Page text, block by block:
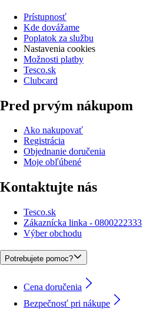
Prístupnosť
Kde dovážame
Poplatok za službu
Nastavenia cookies
Možnosti platby
Tesco.sk
Clubcard
Pred prvým nákupom
Ako nakupovať
Registrácia
Objednanie doručenia
Moje obľúbené
Kontaktujte nás
Tesco.sk
Zákaznícka linka - 0800222333
Výber obchodu
Potrebujete pomoc?
Cena doručenia
Bezpečnosť pri nákupe